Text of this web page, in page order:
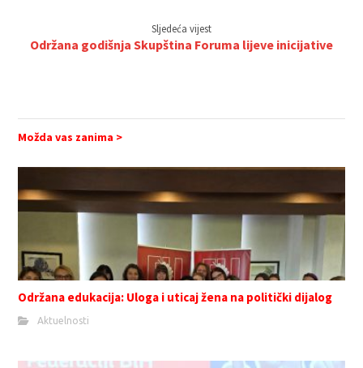
Sljedeća vijest
Održana godišnja Skupština Foruma lijeve inicijative
Možda vas zanima >
Održana edukacija: Uloga i uticaj žena na politički dijalog
Aktuelnosti